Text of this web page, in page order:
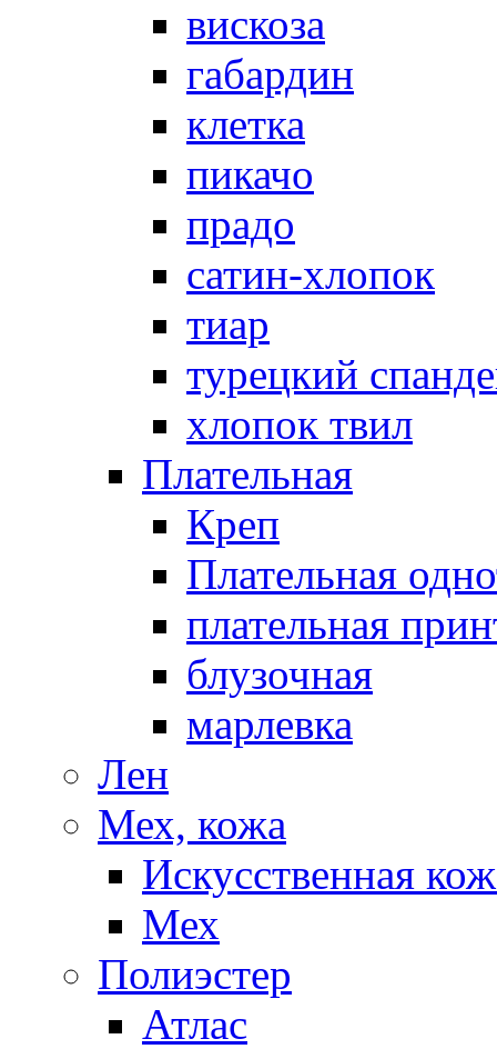
вискоза
габардин
клетка
пикачо
прадо
сатин-хлопок
тиар
турецкий
хлопок твил
Плательная
Креп
Плательная
плательная
блузочная
марлевка
Лен
Мех, кожа
Искусственная
Мех
Полиэстер
Атлас